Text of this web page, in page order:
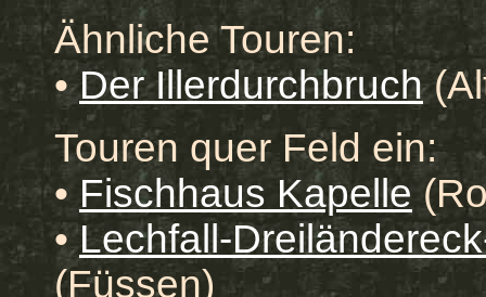
Ähnliche Touren:
•Der Illerdurchbruch
Touren quer Feld ein:
• Fischhaus Kapelle
•Lechfall-
(Füssen)